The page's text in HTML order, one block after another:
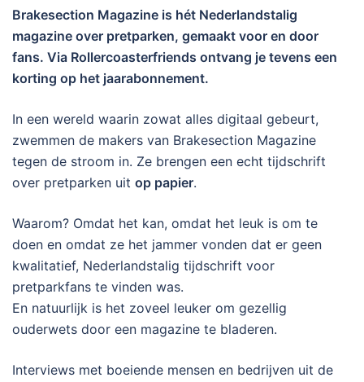
Brakesection Magazine is hét Nederlandstalig
magazine over pretparken, gemaakt voor en door
fans. Via Rollercoasterfriends ontvang je tevens een
korting op het jaarabonnement.
In een wereld waarin zowat alles digitaal gebeurt,
zwemmen de makers van Brakesection Magazine
tegen de stroom in. Ze brengen een echt tijdschrift
over pretparken uit op papier.
Waarom? Omdat het kan, omdat het leuk is om te
doen en omdat ze het jammer vonden dat er geen
kwalitatief, Nederlandstalig tijdschrift voor
pretparkfans te vinden was.
En natuurlijk is het zoveel leuker om gezellig
ouderwets door een magazine te bladeren.
Interviews met boeiende mensen en bedrijven uit de